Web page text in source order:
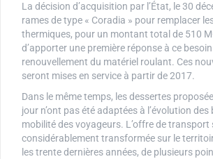
La décision d’acquisition par l’État, le 30
rames de type « Coradia » pour remplacer
thermiques, pour un montant total de 510
d’apporter une première réponse à ce
renouvellement du matériel roulant. Ces
seront mises en service à partir de 2017.
Dans le même temps, les dessertes
jour n’ont pas été adaptées à l’évolution des
mobilité des voyageurs. L’offre de transport
considérablement transformée sur le
les trente dernières années, de plusieurs